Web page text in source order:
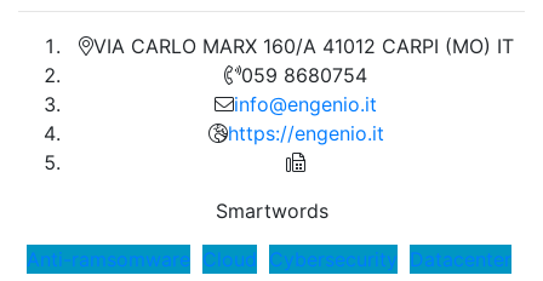
VIA CARLO MARX 160/A 41012 CARPI (MO) IT
059 8680754
info@engenio.it
https://engenio.it
Smartwords
Anti-ramsomware Cloud Cybersecurity Datacenter